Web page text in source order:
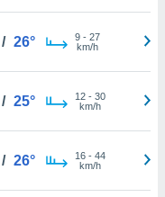
/ 26° 9- 27
km/h
/ 25° 12- 30
km/h
/ 26° 16- 44
km/h